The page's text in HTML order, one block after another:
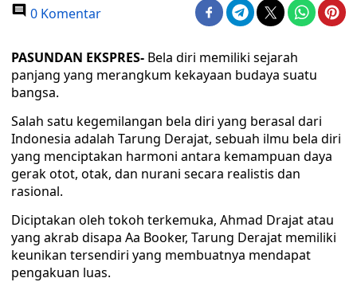
0 Komentar
PASUNDAN EKSPRES- Bela diri memiliki sejarah
panjang yang merangkum kekayaan budaya suatu
bangsa.
Salah satu kegemilangan bela diri yang berasal dari
Indonesia adalah Tarung Derajat, sebuah ilmu bela diri
yang menciptakan harmoni antara kemampuan daya
gerak otot, otak, dan nurani secara realistis dan
rasional.
Diciptakan oleh tokoh terkemuka, Ahmad Drajat atau
yang akrab disapa Aa Booker, Tarung Derajat memiliki
keunikan tersendiri yang membuatnya mendapat
pengakuan luas.